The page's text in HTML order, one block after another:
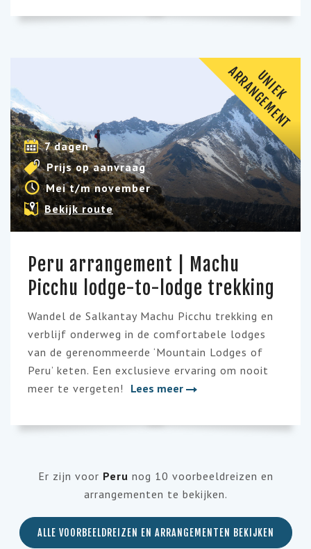
U
N
I
E
K
A
R
R
A
N
G
E
M
E
N
T
7 dagen
Prijs op aanvraag
Mei t/m november
Bekijk route
Peru arrangement | Machu
Picchu lodge-to-lodge trekking
Wandel de Salkantay Machu Picchu trekking en
verblijf onderweg in de comfortabele lodges
van de gerenommeerde ‘Mountain Lodges of
Peru’ keten. Een exclusieve ervaring om nooit
meer te vergeten!
Lees meer
Er zijn voor Peru nog 10 voorbeeldreizen en
arrangementen te bekijken.
ALLE VOORBEELDREIZEN EN ARRANGEMENTEN BEKIJKEN